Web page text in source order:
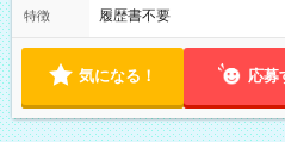
特徴 履歴書不要
気になる！ 応募